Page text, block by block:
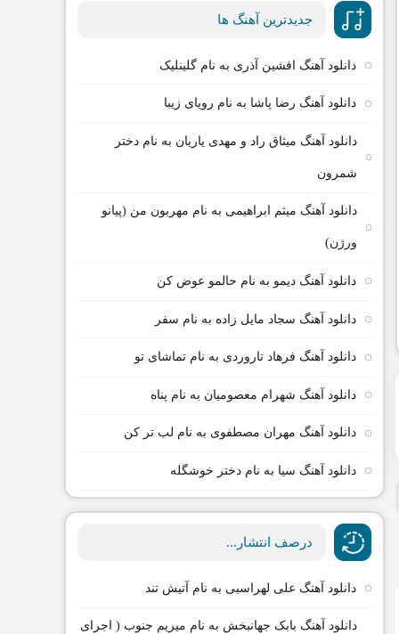
جدیدترین آهنگ ها
دانلود آهنگ افشین آذری به نام گلینلیک
دانلود آهنگ رضا پاشا به نام رویای زیبا
دانلود آهنگ میثاق راد و مهدی یاریان به نام دختر
شمرون
دانلود آهنگ میثم ابراهیمی به نام مهربون من (پیانو
ورژن)
دانلود آهنگ دیمو به نام حالمو عوض کن
دانلود آهنگ سجاد مایل زاده به نام سفر
دانلود آهنگ فرهاد تاروردی به نام تماشای تو
دانلود آهنگ شهرام معصومیان به نام پناه
دانلود آهنگ مهران مصطفوی به نام لب تر کن
دانلود آهنگ سیا به نام دختر خوشگله
درصف انتشار...
دانلود آهنگ علی لهراسبی به نام آتیش تند
دانلود آهنگ بابک جهانبخش به نام میریم جنوب ( اجرای